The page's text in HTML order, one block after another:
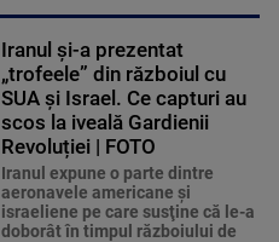
Iranul și-a prezentat
„trofeele” din războiul cu
SUA și Israel. Ce capturi au
scos la iveală Gardienii
Revoluției | FOTO
Iranul expune o parte dintre
aeronavele americane şi
israeliene pe care susţine că le-a
doborât în timpul războiului de